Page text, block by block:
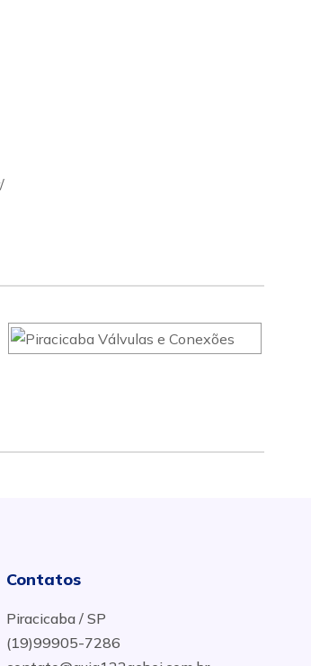
Válvula Borboleta Em EPDM em Curitiba -
Contatos
Piracicaba / SP
(19)99905-7286